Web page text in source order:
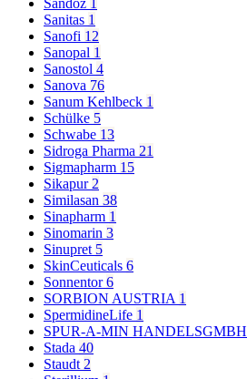
Sandoz 1
Sanitas 1
Sanofi 12
Sanopal 1
Sanostol 4
Sanova 76
Sanum Kehlbeck 1
Schülke 5
Schwabe 13
Sidroga Pharma 21
Sigmapharm 15
Sikapur2
Similasan 38
Sinapharm 1
Sinomarin 3
Sinupret 5
SkinCeuticals 6
Sonnentor6
SORBION AUSTRIA 1
SpermidineLife 1
SPUR-A-MIN HANDELSGMBH
Stada 40
Staudt2